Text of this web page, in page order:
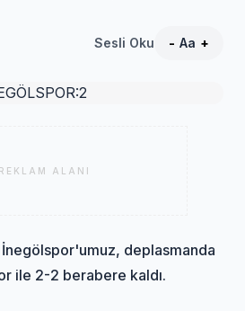
Sesli Oku - Aa +
REKLAM ALANI
deplasmanda
ile 2-2 berabere kaldı.